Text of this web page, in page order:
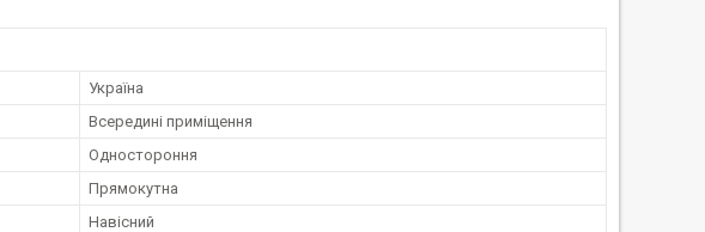
Україна
Всередині приміщення
Одностороння
Прямокутна
Навісний